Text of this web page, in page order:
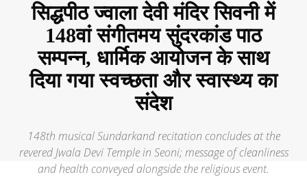
सिद्धपीठ ज्वाला देवी मंदिर सिवनी में
148वां संगीतमय सुंदरकांड पाठ
सम्पन्न, धार्मिक आयोजन के साथ
दिया गया स्वच्छता और स्वास्थ्य का
संदेश
148th musical Sundarkand recitation concludes at the
revered Jwala Devi Temple in Seoni; message of cleanliness
and health conveyed alongside the religious event.